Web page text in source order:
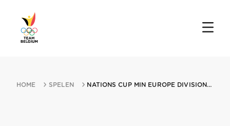
HOME SPELEN NATIONS CUP MIN EUROPE DIVISION 2 MIN LINZ 05052017 LINZ